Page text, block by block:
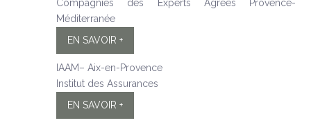
Compagnies des Experts Agréés Provence-
Méditerranée
EN SAVOIR +
IAAM– Aix-en-Provence
Institut des Assurances
EN SAVOIR +